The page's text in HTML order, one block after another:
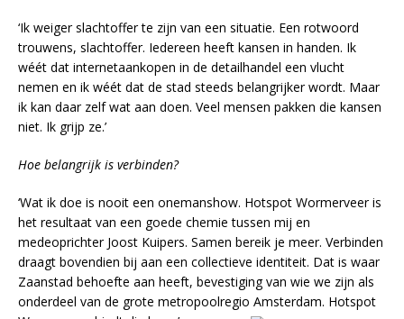
‘Ik weiger slachtoffer te zijn van een situatie. Een rotwoord
trouwens, slachtoffer. Iedereen heeft kansen in handen. Ik
wéét dat internetaankopen in de detailhandel een vlucht
nemen en ik wéét dat de stad steeds belangrijker wordt. Maar
ik kan daar zelf wat aan doen. Veel mensen pakken die kansen
niet. Ik grijp ze.’
Hoe belangrijk is verbinden?
‘Wat ik doe is nooit een onemanshow. Hotspot Wormerveer is
het resultaat van een goede chemie tussen mij en
medeoprichter Joost Kuipers. Samen bereik je meer. Verbinden
draagt bovendien bij aan een collectieve identiteit. Dat is waar
Zaanstad behoefte aan heeft, bevestiging van wie we zijn als
onderdeel van de grote metropoolregio Amsterdam. Hotspot